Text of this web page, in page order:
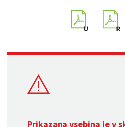
Prikazana vsebina je v